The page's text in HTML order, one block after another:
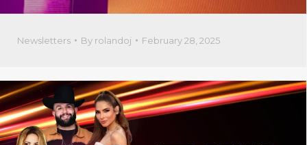
Newsletters By rolandoj February 28, 2025